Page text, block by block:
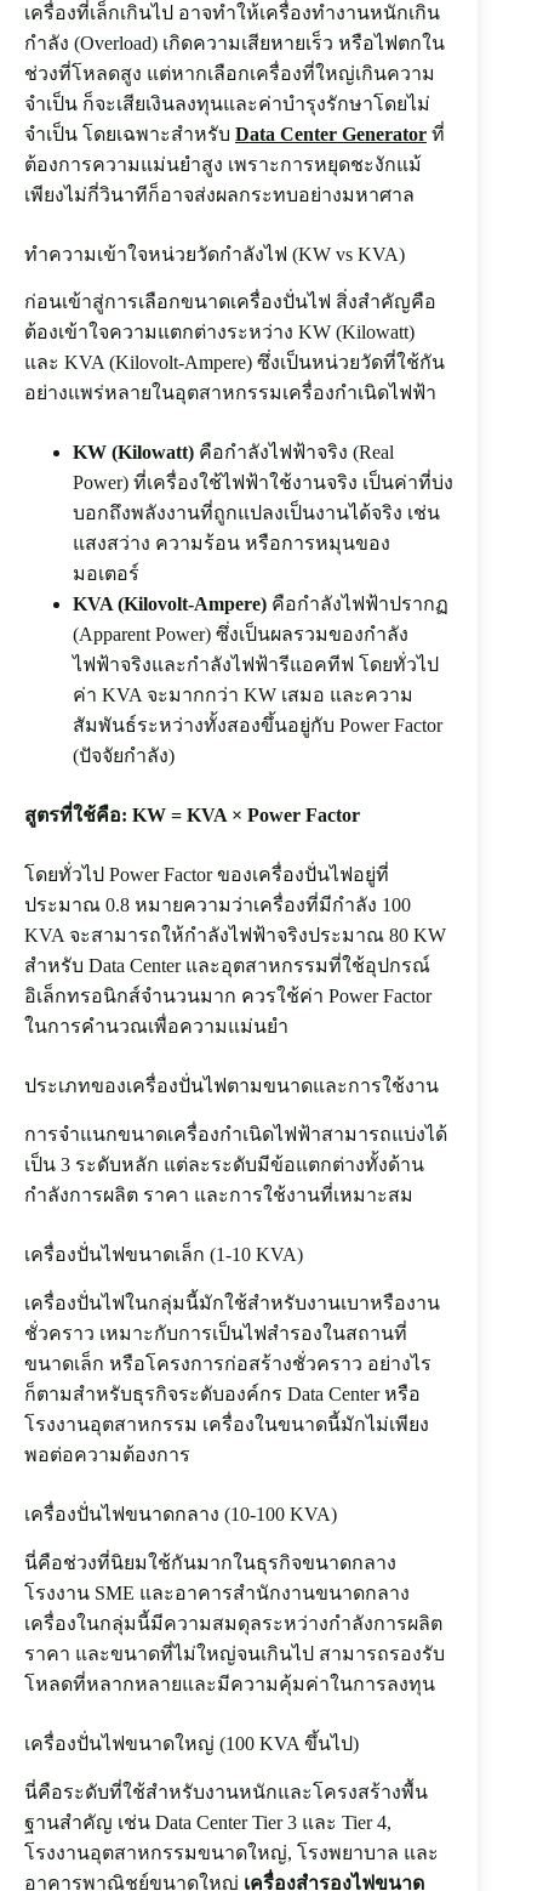
เครื่องที่เล็กเกินไป อาจทำให้เครื่องทำงานหนักเกิน
กำลัง (Overload) เกิดความเสียหายเร็ว หรือไฟตกใน
ช่วงที่โหลดสูง แต่หากเลือกเครื่องที่ใหญ่เกินความ
จำเป็น ก็จะเสียเงินลงทุนและค่าบำรุงรักษาโดยไม่
จำเป็น โดยเฉพาะสำหรับ Data Center Generator ที่
ต้องการความแม่นยำสูง เพราะการหยุดชะงักแม้
เพียงไม่กี่วินาทีก็อาจส่งผลกระทบอย่างมหาศาล
ทำความเข้าใจหน่วยวัดกำลังไฟ (KW vs KVA)
ก่อนเข้าสู่การเลือกขนาดเครื่องปั่นไฟ สิ่งสำคัญคือ
ต้องเข้าใจความแตกต่างระหว่าง KW (Kilowatt)
และ KVA (Kilovolt-Ampere) ซึ่งเป็นหน่วยวัดที่ใช้กัน
อย่างแพร่หลายในอุตสาหกรรมเครื่องกำเนิดไฟฟ้า
KW (Kilowatt) คือกำลังไฟฟ้าจริง (Real
Power) ที่เครื่องใช้ไฟฟ้าใช้งานจริง เป็นค่าที่บ่ง
บอกถึงพลังงานที่ถูกแปลงเป็นงานได้จริง เช่น
แสงสว่าง ความร้อน หรือการหมุนของ
มอเตอร์
KVA (Kilovolt-Ampere) คือกำลังไฟฟ้าปรากฏ
(Apparent Power) ซึ่งเป็นผลรวมของกำลัง
ไฟฟ้าจริงและกำลังไฟฟ้ารีแอคทีฟ โดยทั่วไป
ค่า KVA จะมากกว่า KW เสมอ และความ
สัมพันธ์ระหว่างทั้งสองขึ้นอยู่กับ Power Factor
(ปัจจัยกำลัง)
สูตรที่ใช้คือ: KW = KVA × Power Factor
โดยทั่วไป Power Factor ของเครื่องปั่นไฟอยู่ที่
ประมาณ 0.8 หมายความว่าเครื่องที่มีกำลัง 100
KVA จะสามารถให้กำลังไฟฟ้าจริงประมาณ 80 KW
สำหรับ Data Center และอุตสาหกรรมที่ใช้อุปกรณ์
อิเล็กทรอนิกส์จำนวนมาก ควรใช้ค่า Power Factor
ในการคำนวณเพื่อความแม่นยำ
ประเภทของเครื่องปั่นไฟตามขนาดและการใช้งาน
การจำแนกขนาดเครื่องกำเนิดไฟฟ้าสามารถแบ่งได้
เป็น 3 ระดับหลัก แต่ละระดับมีข้อแตกต่างทั้งด้าน
กำลังการผลิต ราคา และการใช้งานที่เหมาะสม
เครื่องปั่นไฟขนาดเล็ก (1-10 KVA)
เครื่องปั่นไฟในกลุ่มนี้มักใช้สำหรับงานเบาหรืองาน
ชั่วคราว เหมาะกับการเป็นไฟสำรองในสถานที่
ขนาดเล็ก หรือโครงการก่อสร้างชั่วคราว อย่างไร
ก็ตามสำหรับธุรกิจระดับองค์กร Data Center หรือ
โรงงานอุตสาหกรรม เครื่องในขนาดนี้มักไม่เพียง
พอต่อความต้องการ
เครื่องปั่นไฟขนาดกลาง (10-100 KVA)
นี่คือช่วงที่นิยมใช้กันมากในธุรกิจขนาดกลาง
โรงงาน SME และอาคารสำนักงานขนาดกลาง
เครื่องในกลุ่มนี้มีความสมดุลระหว่างกำลังการผลิต
ราคา และขนาดที่ไม่ใหญ่จนเกินไป สามารถรองรับ
โหลดที่หลากหลายและมีความคุ้มค่าในการลงทุน
เครื่องปั่นไฟขนาดใหญ่ (100 KVA ขึ้นไป)
นี่คือระดับที่ใช้สำหรับงานหนักและโครงสร้างพื้น
ฐานสำคัญ เช่น Data Center Tier 3 และ Tier 4,
โรงงานอุตสาหกรรมขนาดใหญ่, โรงพยาบาล และ
อาคารพาณิชย์ขนาดใหญ่ เครื่องสำรองไฟขนาด